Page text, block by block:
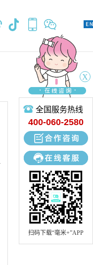
X
全国服务热线
400-060-2580
扫码下载“毫米+”APP